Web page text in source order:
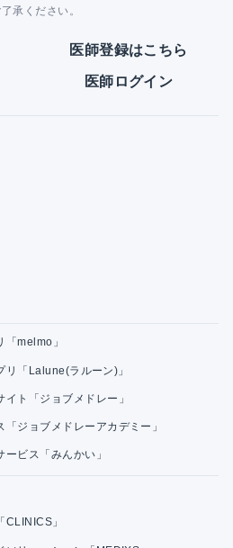
承ください。
医師登録はこちら
医師ログイン
melmo」
リ「Lalune(ラルーン)」
ト「ジョブメドレー」
ジョブメドレーアカデミー」
ビス「みんかい」
CLINICS」